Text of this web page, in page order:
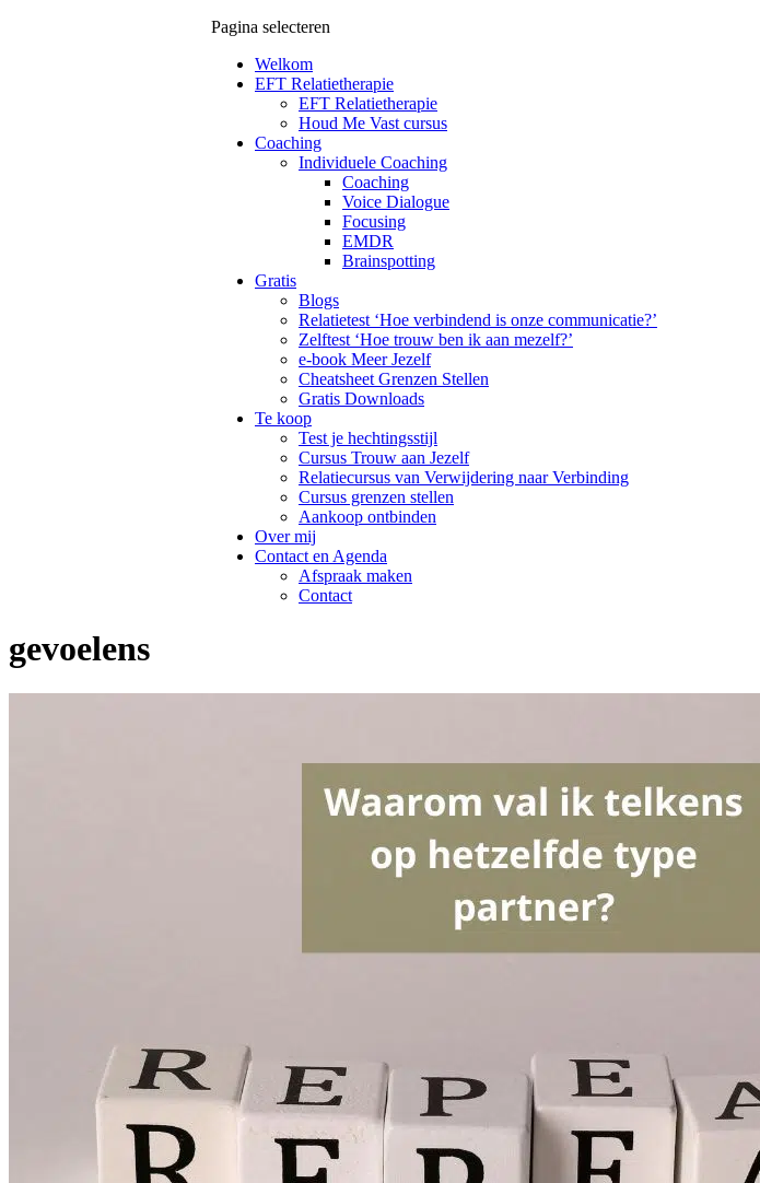
Pagina selecteren
Welkom
EFT Relatietherapie
EFT Relatietherapie
Houd Me Vast cursus
Coaching
Individuele Coaching
Coaching
Voice Dialogue
Focusing
EMDR
Brainspotting
Gratis
Blogs
Relatietest ‘Hoe verbindend is onze communicatie?’
Zelftest ‘Hoe trouw ben ik aan mezelf?’
e-book Meer Jezelf
Cheatsheet Grenzen Stellen
Gratis Downloads
Te koop
Test je hechtingsstijl
Cursus Trouw aan Jezelf
Relatiecursus van Verwijdering naar Verbinding
Cursus grenzen stellen
Aankoop ontbinden
Over mij
Contact en Agenda
Afspraak maken
Contact
gevoelens